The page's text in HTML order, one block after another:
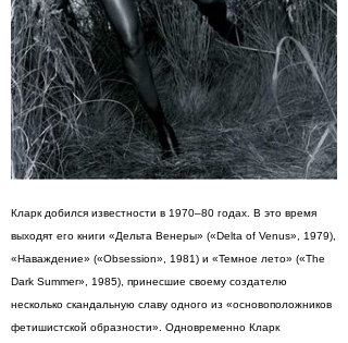
Кларк добился известности в 1970–80 годах. В это время
выходят его книги «Дельта Венеры» («Delta of Venus», 1979),
«Наваждение» («Obsession», 1981) и «Темное лето» («The
Dark Summer», 1985), принесшие своему создателю
несколько скандальную славу одного из «основоположников
фетишистской образности». Одновременно Кларк